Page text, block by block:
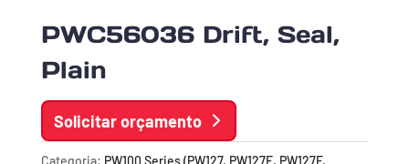
PWC56036 Drift, Seal,
Plain
Solicitar orçamento